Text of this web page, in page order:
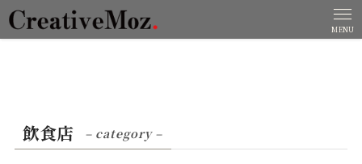
MENU
飲食店 – category –